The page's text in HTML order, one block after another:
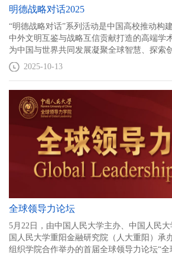
明德战略对话2025
“明德战略对话”系列活动是中国高校推动构
中外文明互鉴与战略互信贡献打造的高端学
为中国与世界共同发展凝聚全球智慧、探索
理解中国发展、参与全球治理提供兼具理论
考。继2024年首届活动引发强烈反响后，本
与示范区，与中国各界人士深度交流，以实
界坦诚沟通的桥梁，成为全球文明交流互鉴
2025-10-13
全球领导力论坛
5月22日，由中国人民大学主办、中国人民
国人民大学重阳金融研究院（人大重阳）承
组织学院合作举办的首届全球领导力论坛“全